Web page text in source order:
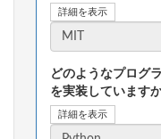
詳細を表示
どのようなプログ
を実装しています
詳細を表示